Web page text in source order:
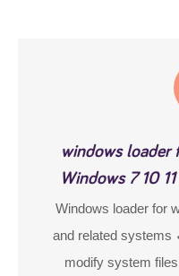
windows
Windows 7 10
Windows loader for
and related
modify system